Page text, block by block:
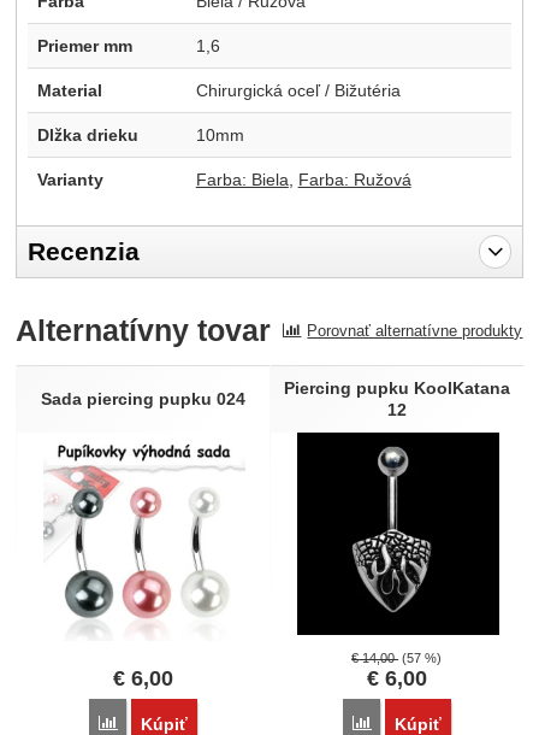
Priemer mm 1,6
Material Chirurgická oceľ / Bižutéria
Dlžka drieku 10mm
Varianty Farba: Biela Farba: Ružová
Recenzia
Recenzia
Nebola pridaná žiadna recenzia.
Alternatívny tovar Porovnať alternatívne produkty
Sada piercing pupku 024
€ 6,00
Porovnať
Kúpiť
Piercing pupku KoolKatana
12
€14,00 (57 %)
€6,00
Porovnať
Kúpiť